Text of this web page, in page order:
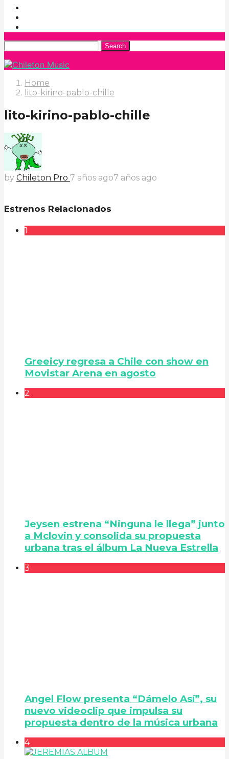
Search
Home
lito-kirino-pablo-chille
lito-kirino-pablo-chille
by Chileton Pro 7 años ago7 años ago
Estrenos Relacionados
1
Greeicy regresa a Chile con show en
Movistar Arena en agosto
2
Jeysen estrena “Ninguna le llega” junto
a Mclovin y consolida su propuesta
urbana tras el álbum La Nueva Estrella
3
Angel Flow presenta “Dámelo Así”, su
nuevo videoclip que impulsa su
propuesta dentro de la música urbana
4